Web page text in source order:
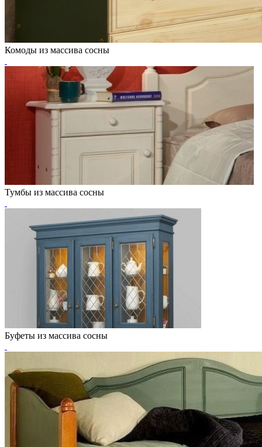
Комоды из массива сосны
Тумбы из массива сосны
Буфеты из массива сосны